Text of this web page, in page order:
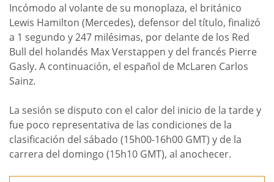
Incómodo al volante de su monoplaza, el británico
Lewis Hamilton (Mercedes), defensor del título, finalizó
a 1 segundo y 247 milésimas, por delante de los Red
Bull del holandés Max Verstappen y del francés Pierre
Gasly. A continuación, el español de McLaren Carlos
Sainz.
La sesión se disputo con el calor del inicio de la tarde y
fue poco representativa de las condiciones de la
clasificación del sábado (15h00-16h00 GMT) y de la
carrera del domingo (15h10 GMT), al anochecer.